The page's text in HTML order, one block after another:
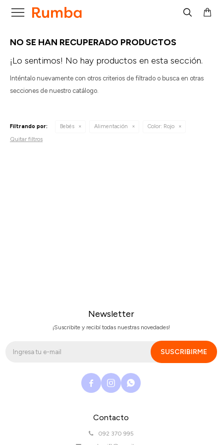

NO SE HAN RECUPERADO PRODUCTOS
¡Lo sentimos! No hay productos en esta sección.
Inténtalo nuevamente con otros criterios de filtrado o busca en otras
secciones de nuestro catálogo.
Filtrando por: Bebés Alimentación Color: Rojo
Quitar filtros
Contacto
092 370 995
Newsletter
¡Suscribite y recibí todas nuestras novedades!
SUSCRIBIRME
  